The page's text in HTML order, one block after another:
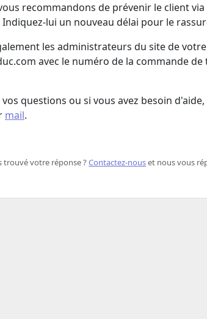
recommandons de prévenir le client
lui un nouveau délai pour le
les administrateurs du site de
avec le numéro de la commande
questions ou si vous avez besoin
mail.
trouvé votre réponse ? Contactez-nous et nous vous